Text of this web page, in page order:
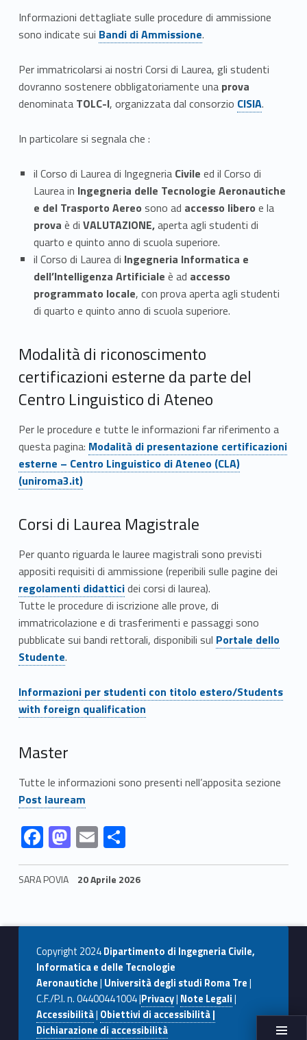
Informazioni dettagliate sulle procedure di ammissione
sono indicate sui Link identifier #identifier__20609-2
Bandi di Ammissione.
Per immatricolarsi ai nostri Corsi di Laurea, gli studenti
dovranno sostenere obbligatoriamente una prova
denominataTOLC-I, organizzata dal consorzio Link identifier #identifier__38736-3
CISIA.
In particolare si segnala che :
il Corso di Laurea di Ingegneria Civile ed il Corso di
Laurea in Ingegneria delle Tecnologie Aeronautiche
e del Trasporto Aereo sono ad accesso libero e la
prova è di VALUTAZIONE,aperta agli studenti di
quarto e quinto anno di scuola superiore.
il Corso di Laurea di Ingegneria Informatica e
dell’Intelligenza Artificiale è ad accesso
programmato locale, con prova aperta agli studenti
di quarto e quinto anno di scuola superiore.
Modalità di riconoscimento
certificazioni esterne da parte del
Centro Linguistico di Ateneo
Per le procedure e tutte le informazioni far riferimento a
questa pagina: Link identifier #identifier__188578-4
Modalità di presentazione certificazioni
esterne – Centro Linguistico di Ateneo (CLA)
(uniroma3.it)
Corsi di Laurea Magistrale
Per quanto riguarda le lauree magistrali sono previsti
appositi requisiti di ammissione (reperibili sulle pagine dei
regolamenti didatticidei corsi di laurea).
Tutte le procedure di iscrizione alle prove, di
immatricolazione e di trasferimenti e passaggi sono
pubblicate sui bandi rettorali, disponibili sul Link identifier #identifier__59709-6
Portale dello
Studente.
Link identifier #identifier__181747-7Informazioni per studenti con titolo estero/Students
with foreign qualification
Master
Tutte le informazioni sono presenti nell’apposita sezione
Post lauream
Link identifier #identifier__155755-9
F
ac
e
o
o
k
Link identifier #identifier__177237-10 M
as
to
o
n
Link identifier #identifier__99565-11 E
m
ai
Link identifier #identifier__32075-12 C
o
n
vi
di
SARA POVIA 20 Aprile 2026
Copyright 2024Dipartimento di Ingegneria Civile,
Informatica e delle Tecnologie
Aeronautiche| Università degli studi Roma Tre|
C.F./P.I. n. 04400441004 |Privacy| Note Legali|
Accessibilità| Obiettivi di accessibilità |
Dichiarazione di accessibilità